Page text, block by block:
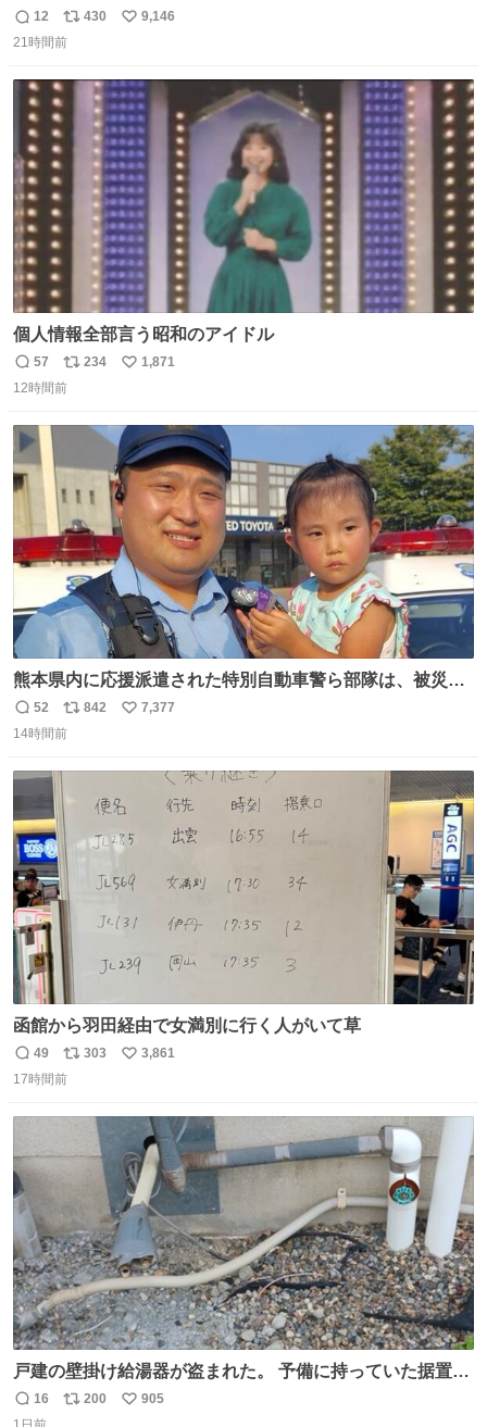
サンシャイン池崎」だったし、お産後の股裂け状態でのト
イレは「とにかく明るい安村の体勢」が1番楽
返
信
12
リ
ポ
ト
数
430
い
数
9,146
21時間前
個人情報全部言う昭和のアイドル
返
信
57
リ
ポ
数
234
い
数
1,871
12時間前
熊本県内に応援派遣された特別自動車警ら部隊は、被災場
所のみならず、避難所も回りながらパトロールを行ってい
ます。写真は、京都府警察の特別自動車警ら部隊が、上益
す。 #令和８年熊本地震 #京都府警察
返
信
52
リ
ポ
ト
数
842
い
7,377
14時間前
函館から羽田経由で女満別に行く人がいて草
返
信
49
リ
ポ
数
303
い
3,861
17時間前
戸建の壁掛け給湯器が盗まれた。 予備に持っていた据置給
湯器があったのでガスやさんに設置してもらった。 工事費
9万円。 痛い出費。 防犯カメラ設置した。 物騒な時代にな
返
16
リ
200
い
905